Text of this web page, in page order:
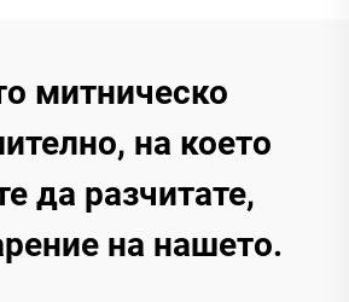
митническо
на което
да разчитате,
на нашето.